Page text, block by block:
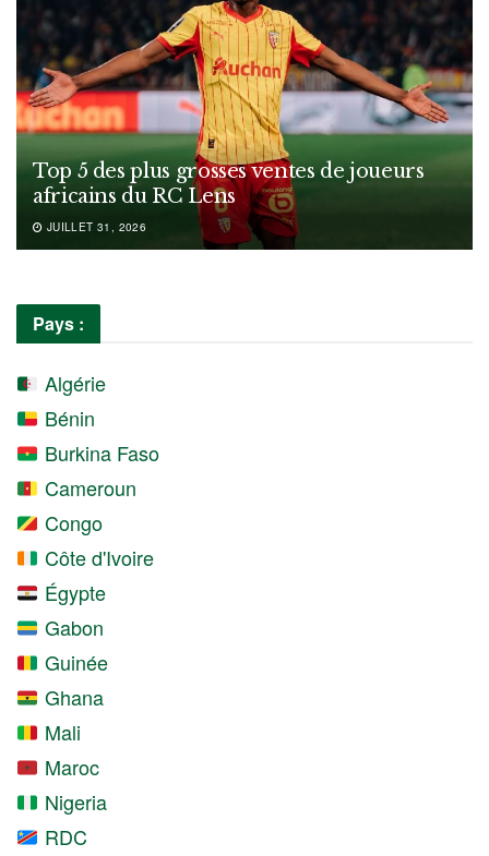
Top 5 des plus grosses ventes de joueurs
africains du RC Lens
JUILLET 31, 2026
Pays :
Algérie
Bénin
Burkina Faso
Cameroun
Congo
Côte d'Ivoire
Égypte
Gabon
Guinée
Ghana
Mali
Maroc
Nigeria
RDC